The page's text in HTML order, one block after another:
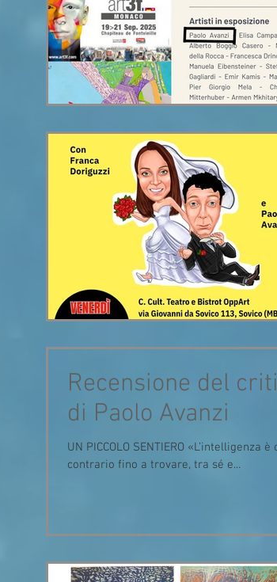
Recensione del
di Paolo Avanzi
UN PICCOLO SENTIERO
contrario fino a trovare, tra sé e...